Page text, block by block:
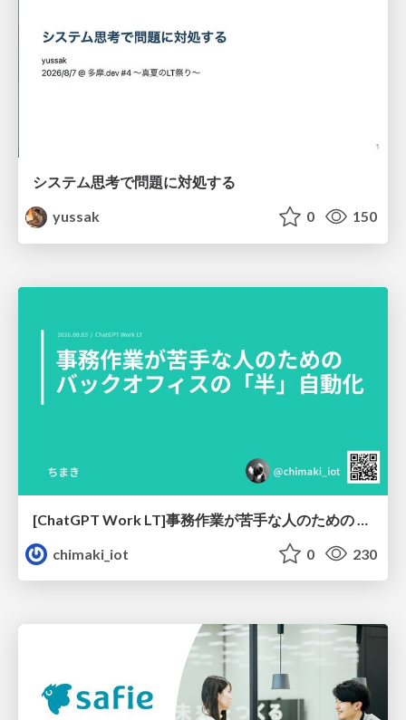
システム思考で問題に対処する
yussak
0 150
chimaki_iot
0 230